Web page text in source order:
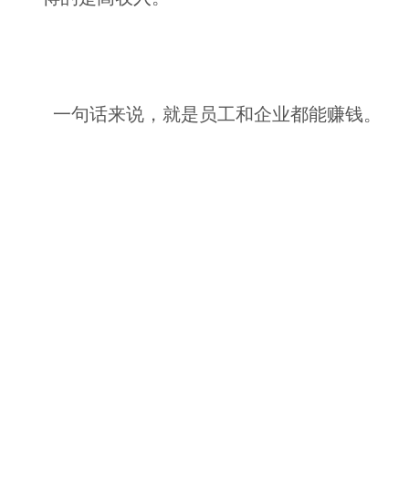
一句话来说，就是员工和企业都能赚钱。